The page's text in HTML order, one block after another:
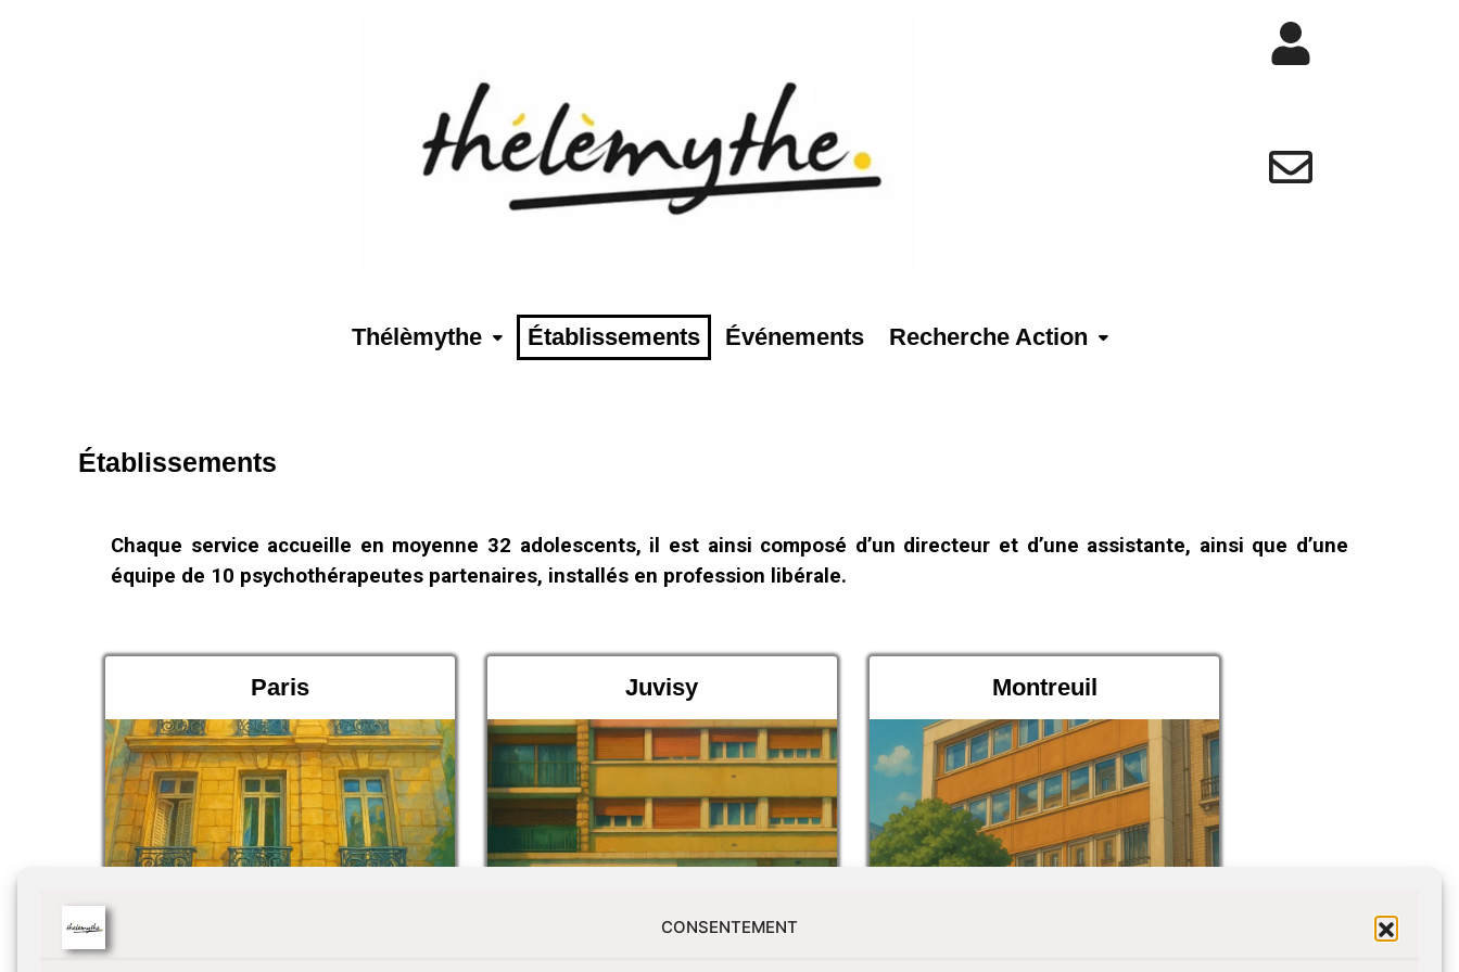
CONSENTEMENT
Thélèmythe Établissements Événements Recherche Action
Établissements
Chaque service accueille en moyenne 32 adolescents, il est ainsi composé d’un directeur et d’une assistante, ainsi que d’une
équipe de 10 psychothérapeutes partenaires, installés en profession libérale.
Paris Juvisy Montreuil